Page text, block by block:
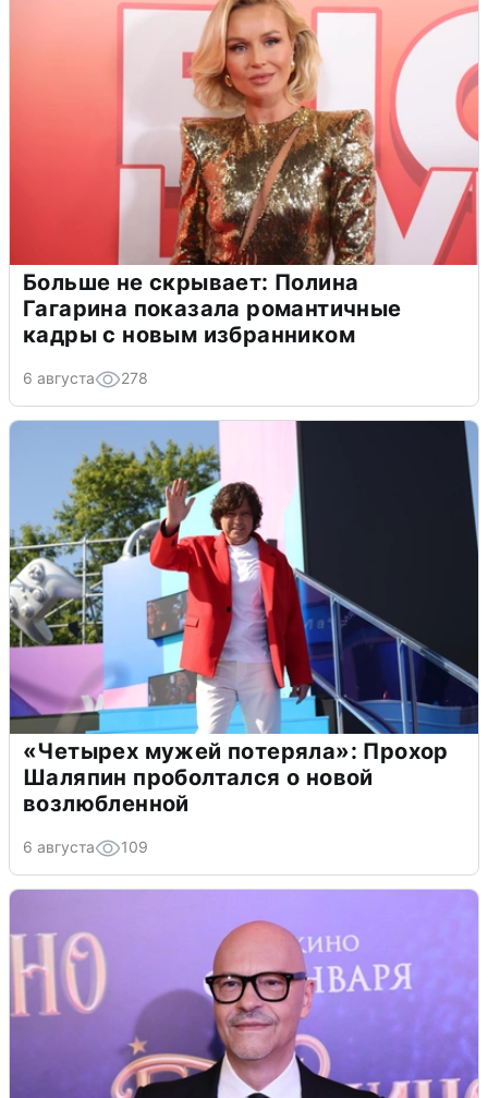
Больше не скрывает: Полина
Гагарина показала романтичные
кадры с новым избранником
6 августа 278
«Четырех мужей потеряла»: Прохор
Шаляпин проболтался о новой
возлюбленной
6 августа 109